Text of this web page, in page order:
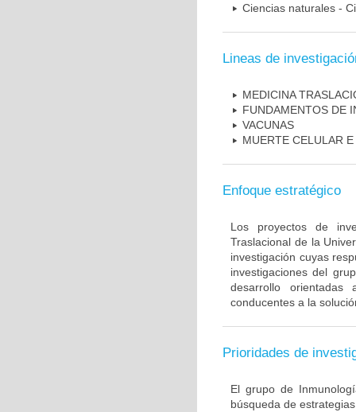
Ciencias naturales -
Lineas de
MEDICINA
FUNDAMENTOS DE
VACUNAS
MUERTE CELULAR
Enfoque estratégico
Los proyectos de
Traslacional de la
investigación cuyas
investigaciones del
desarrollo
conducentes a la
Prioridades de
El grupo de
búsqueda de